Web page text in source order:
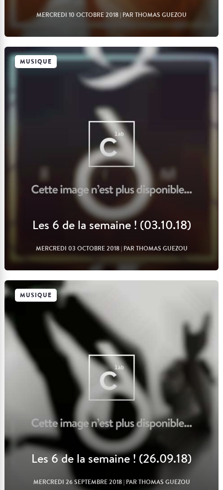
MERCREDI 10 OCTOBRE 2018| PAR THOMAS GUEZOU
Lire l'article
Les 6 de la semaine ! (03.10.18)
MERCREDI 03 OCTOBRE 2018| PAR THOMAS GUEZOU
Lire l'article
MUSIQUE
Les 6 de la semaine ! (26.09.18)
MERCREDI 26 SEPTEMBRE 2018| PAR THOMAS GUEZOU
MUSIQUE